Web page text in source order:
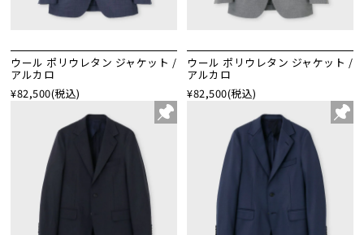
ウール ポリウレタン ジャケット /
アルカロ
¥82,500(税込)
ウール ポリウレタン ジャケット /
アルカロ
¥82,500(税込)